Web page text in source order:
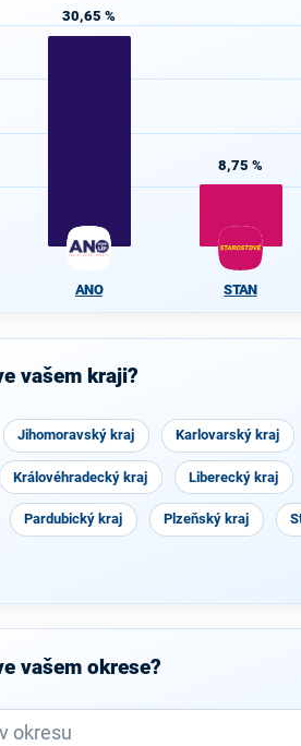
30,65 %
ANO
8,75 %
STAN
vašem kraji?
Jihomoravský kraj Karlovarský kraj
Královéhradecký kraj Liberecký kraj
Pardubický kraj Plzeňský kraj
vašem okrese?